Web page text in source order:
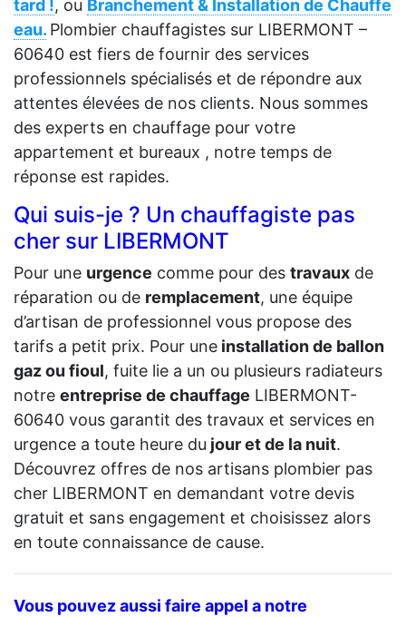
tard !, ou Branchement & Installation de Chauffe
eau. Plombier chauffagistes sur LIBERMONT –
60640 est fiers de fournir des services
professionnels spécialisés et de répondre aux
attentes élevées de nos clients. Nous sommes
des experts en chauffage pour votre
appartement et bureaux , notre temps de
réponse est rapides.
Qui suis-je ? Un chauffagiste pas
cher sur LIBERMONT
Pour une urgence comme pour des travaux de
réparation ou de remplacement, une équipe
d’artisan de professionnel vous propose des
tarifs a petit prix. Pour une installation de ballon
gaz ou fioul, fuite lie a un ou plusieurs radiateurs
notre entreprise de chauffage LIBERMONT-
60640 vous garantit des travaux et services en
urgence a toute heure du jour et de la nuit.
Découvrez offres de nos artisans plombier pas
cher LIBERMONT en demandant votre devis
gratuit et sans engagement et choisissez alors
en toute connaissance de cause.
Vous pouvez aussi faire appel a notre